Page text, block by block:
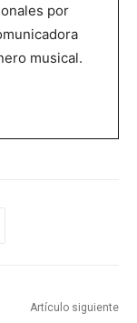
por
musical.
Artículo siguiente